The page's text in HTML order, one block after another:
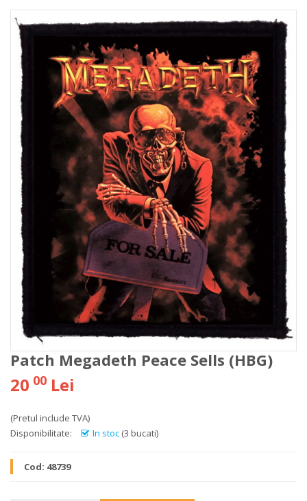
Patch Megadeth Peace Sells (HBG)
20 00 Lei
(Pretul include TVA)
Disponibilitate:
In stoc (3 bucati)
Cod: 48739